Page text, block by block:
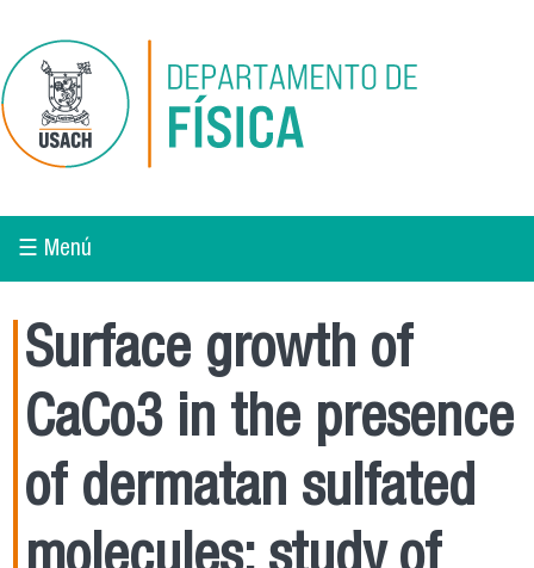
☰ Menú
Surface growth of
CaCo3 in the presence
of dermatan sulfated